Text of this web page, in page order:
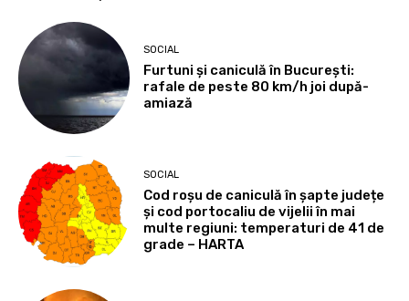
SOCIAL
Furtuni și caniculă în București:
rafale de peste 80 km/h joi după-
amiază
SOCIAL
Cod roșu de caniculă în șapte județe
și cod portocaliu de vijelii în mai
multe regiuni: temperaturi de 41 de
grade – HARTA